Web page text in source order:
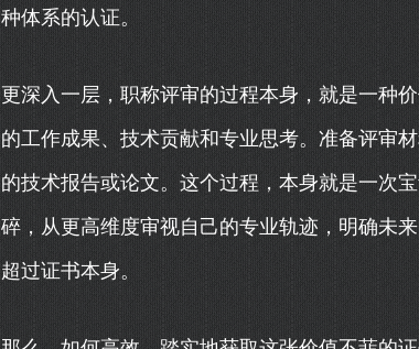
种体系的认证。
更深入一层，职称评审的过程本身，就是一种
的工作成果、技术贡献和专业思考。准备评审
的技术报告或论文。这个过程，本身就是一次
碎，从更高维度审视自己的专业轨迹，明确未
超过证书本身。